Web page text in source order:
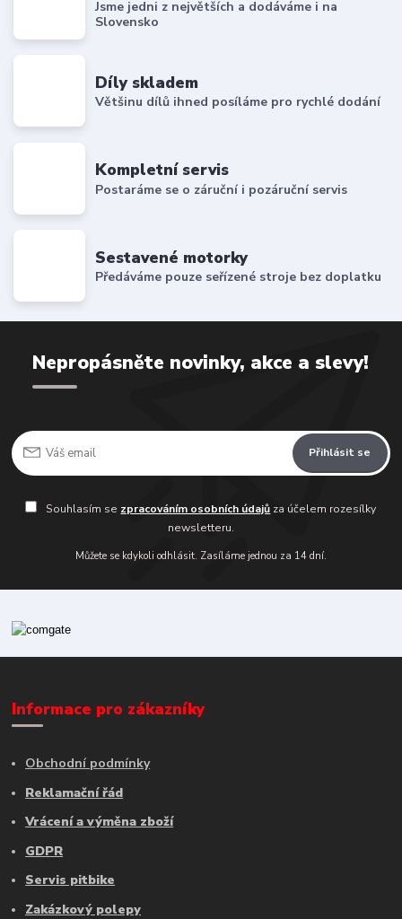
Jsme jedni z největších a dodáváme i na
Slovensko
Díly skladem
Většinu dílů ihned posíláme pro rychlé dodání
Kompletní servis
Postaráme se o záruční i pozáruční servis
Sestavené motorky
Předáváme pouze seřízené stroje bez doplatku
Nepropásněte novinky, akce a slevy!
Přihlásit se
Souhlasím se zpracováním osobních údajů za účelem rozesílky
newsletteru.
Můžete se kdykoli odhlásit. Zasíláme jednou za 14 dní.
Informace pro zákazníky
Obchodní podmínky
Reklamační řád
Vrácení a výměna zboží
GDPR
Servis pitbike
Zakázkový polepy